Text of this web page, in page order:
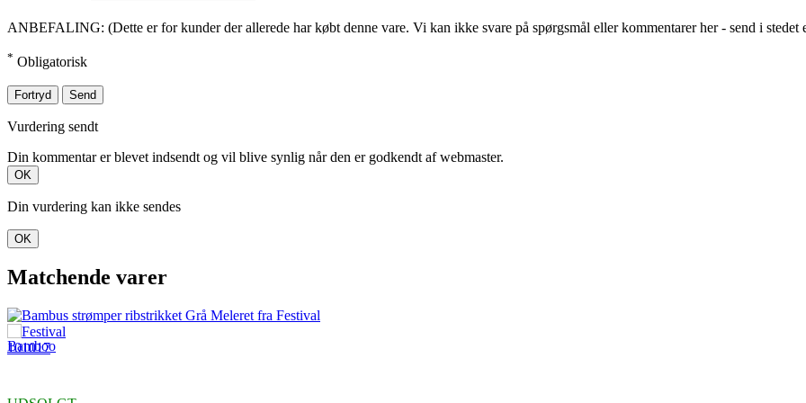
ANBEFALING: (Dette er for kunder der allerede har købt denne vare. Vi kan ikke svare på spørgsmål eller kommentarer her - send i stedet
* Obligatorisk
Fortryd Send
Vurdering sendt
Din kommentar er blevet indsendt og vil blive synlig når den er godkendt af webmaster.
OK
Din vurdering kan ikke sendes
OK
Matchende varer